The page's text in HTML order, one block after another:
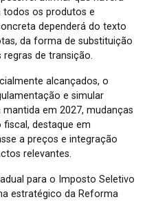
todos os produtos e
dependerá do texto
da forma de substituição
de transição.
alcançados, o
e simular
em 2027, mudanças
destaque em
a preços e integração
relevantes.
para o Imposto Seletivo
estratégico da Reforma